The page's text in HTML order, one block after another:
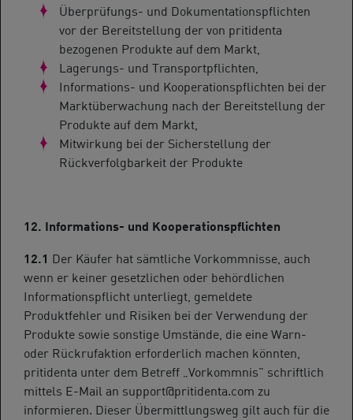
Überprüfungs- und Dokumentationspflichten
vor der Bereitstellung der von pritidenta
bezogenen Produkte auf dem Markt,
Lagerungs- und Transportpflichten,
Informations- und Kooperationspflichten bei der
Marktüberwachung nach der Bereitstellung der
Produkte auf dem Markt,
Mitwirkung bei der Sicherstellung der
Rückverfolgbarkeit der Produkte
12. Informations- und Kooperationspflichten
12.1 Der Käufer hat sämtliche Vorkommnisse, auch
wenn er keiner gesetzlichen oder behördlichen
Informationspflicht unterliegt, gemeldete
Produktfehler und Risiken bei der Verwendung der
Produkte sowie sonstige Umstände, die eine Warn-
oder Rückrufaktion erforderlich machen könnten,
pritidenta unter dem Betreff „Vorkommnis" schriftlich
mittels E-Mail an support@pritidenta.com zu
informieren. Dieser Übermittlungsweg gilt auch für die